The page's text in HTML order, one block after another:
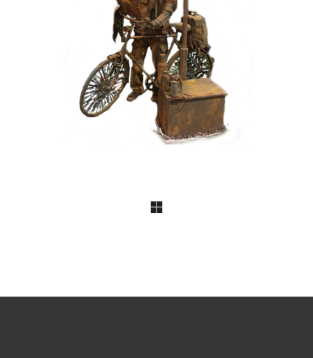
HEDENDAAGS IJZER/ROEST
099 Toerist